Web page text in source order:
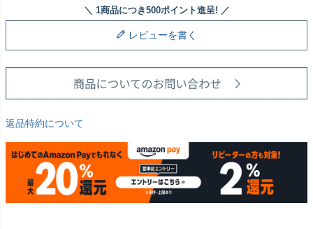
レビューを書く
返品特約について